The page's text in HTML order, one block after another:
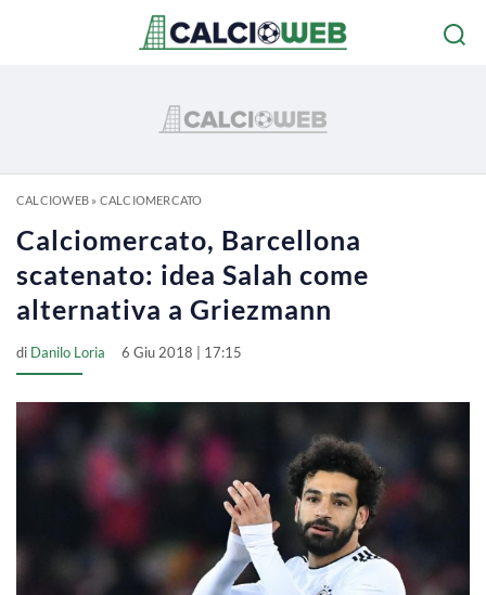
CALCIOWEB» CALCIOMERCATO
Calciomercato, Barcellona
scatenato: idea Salah come
alternativa a Griezmann
di Danilo Loria 6 Giu 2018 | 17:15